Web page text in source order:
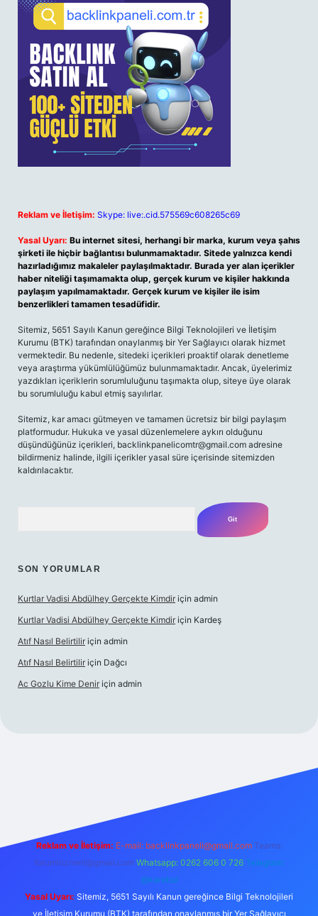
Reklam ve İletişim: Skype: live:.cid.575569c608265c69
Yasal Uyarı: Bu internet sitesi, herhangi bir marka, kurum veya şahıs
şirketi ile hiçbir bağlantısı bulunmamaktadır. Sitede yalnızca kendi
hazırladığımız makaleler paylaşılmaktadır. Burada yer alan içerikler
haber niteliği taşımamakta olup, gerçek kurum ve kişiler hakkında
paylaşım yapılmamaktadır. Gerçek kurum ve kişiler ile isim
benzerlikleri tamamen tesadüfidir.
Sitemiz, 5651 Sayılı Kanun gereğince Bilgi Teknolojileri ve İletişim
Kurumu (BTK) tarafından onaylanmış bir Yer Sağlayıcı olarak hizmet
vermektedir. Bu nedenle, sitedeki içerikleri proaktif olarak denetleme
veya araştırma yükümlülüğümüz bulunmamaktadır. Ancak, üyelerimiz
yazdıkları içeriklerin sorumluluğunu taşımakta olup, siteye üye olarak
bu sorumluluğu kabul etmiş sayılırlar.
Sitemiz, kar amacı gütmeyen ve tamamen ücretsiz bir bilgi paylaşım
platformudur. Hukuka ve yasal düzenlemelere aykırı olduğunu
düşündüğünüz içerikleri, backlinkpanelicomtr@gmail.com adresine
bildirmeniz halinde, ilgili içerikler yasal süre içerisinde sitemizden
kaldırılacaktır.
SON YORUMLAR
Kurtlar Vadisi Abdülhey Gerçekte Kimdir için admin
Kurtlar Vadisi Abdülhey Gerçekte Kimdir için Kardeş
Atıf Nasıl Belirtilir için admin
Atıf Nasıl Belirtilir için Dağcı
Ac Gozlu Kime Denir için admin
Reklam ve İletişim: E-mail: backlinkpaneli@gmail.com Teams:
forumhizmeti@gmail.com Whatsapp: 0262 606 0 726 Telegram:
@karabul
Yasal Uyarı: Sitemiz, 5651 Sayılı Kanun gereğince Bilgi Teknolojileri
ve İletişim Kurumu (BTK) tarafından onaylanmış bir Yer Sağlayıcı